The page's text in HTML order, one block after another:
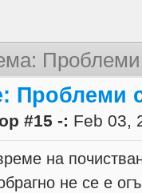
Проблеми
Проблеми
#15 -: Feb 03,
на
не се е